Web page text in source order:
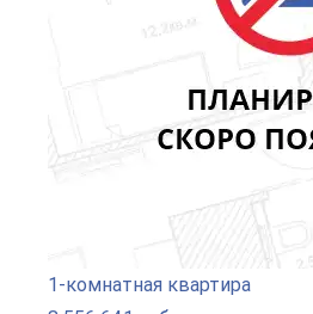
1-комнатная квартира